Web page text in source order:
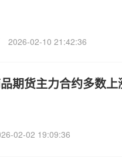
2026-02-10 21:42:36
期货主力合约多数
02-02 19:09:36